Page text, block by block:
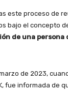
este proceso de
bajo el concepto
de una persona
de 2023,
fue informada de